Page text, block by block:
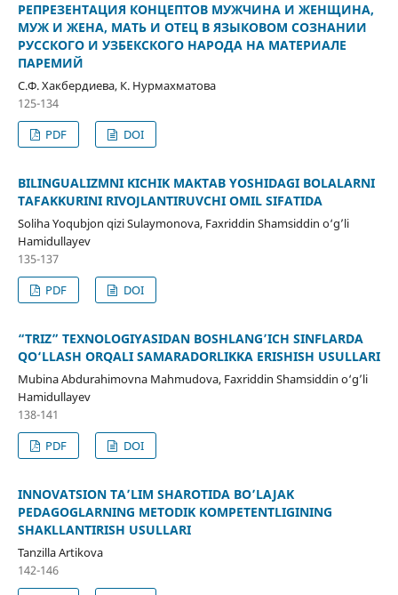
РЕПРЕЗЕНТАЦИЯ КОНЦЕПТОВ МУЖЧИНА И ЖЕНЩИНА,
МУЖ И ЖЕНА, МАТЬ И ОТЕЦ В ЯЗЫКОВОМ СОЗНАНИИ
РУССКОГО И УЗБЕКСКОГО НАРОДА НА МАТЕРИАЛЕ
ПАРЕМИЙ
С.Ф. Хакбердиева, К. Нурмахматова
125-134
PDF
DOI
BILINGUALIZMNI KICHIK MAKTAB YOSHIDAGI BOLALARNI
TAFAKKURINI RIVOJLANTIRUVCHI OMIL SIFATIDA
Soliha Yoqubjon qizi Sulaymonova, Faxriddin Shamsiddin o‘g’li
Hamidullayev
135-137
PDF
DOI
“TRIZ” TEXNOLOGIYASIDAN BOSHLANG’ICH SINFLARDA
QO‘LLASH ORQALI SAMARADORLIKKA ERISHISH USULLARI
Mubina Abdurahimovna Mahmudova, Faxriddin Shamsiddin o‘g’li
Hamidullayev
138-141
PDF
DOI
INNOVATSION TA’LIM SHAROTIDA BO’LAJAK
PEDAGOGLARNING METODIK KOMPETENTLIGINING
SHAKLLANTIRISH USULLARI
Tanzilla Artikova
142-146